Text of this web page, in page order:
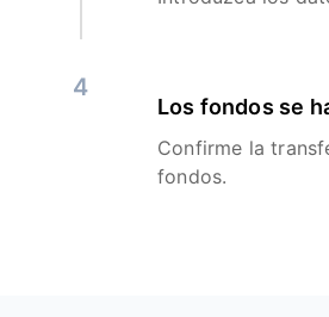
4
Los fondos se
Confirme la
fondos.